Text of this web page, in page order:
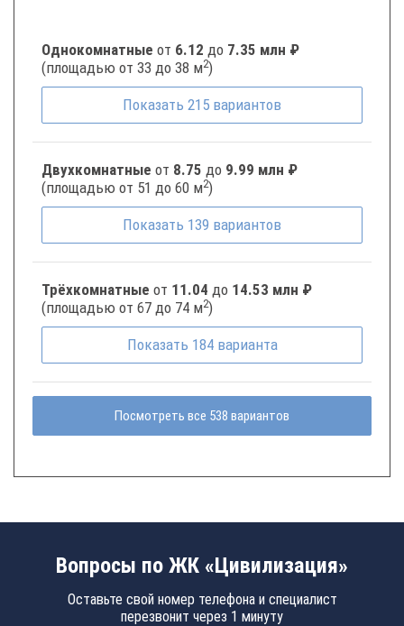
Однокомнатные от 6.12 до 7.35 млн ₽
(площадью от 33 до 38 м2)
Показать 215 вариантов
Двухкомнатные от 8.75 до 9.99 млн ₽
(площадью от 51 до 60 м2)
Показать 139 вариантов
Трёхкомнатные от 11.04 до 14.53 млн ₽
(площадью от 67 до 74 м2)
Показать 184 варианта
Посмотреть все 538 вариантов
Вопросы по ЖК «Цивилизация»
Оставьте свой номер телефона и специалист
перезвонит через 1 минуту